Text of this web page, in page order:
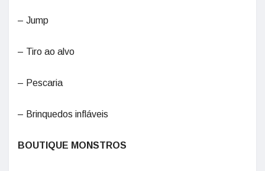
– Jump
– Tiro ao alvo
– Pescaria
– Brinquedos infláveis
BOUTIQUE MONSTROS